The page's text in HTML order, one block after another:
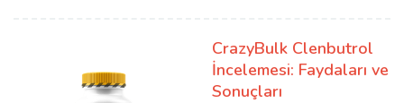
CrazyBulk Clenbutrol
İncelemesi: Faydaları ve
Sonuçları